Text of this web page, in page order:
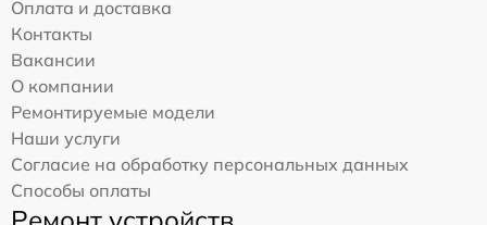
Оплата и доставка
Контакты
Вакансии
О компании
Ремонтируемые модели
Наши услуги
Согласие на обработку персональных данных
Способы оплаты